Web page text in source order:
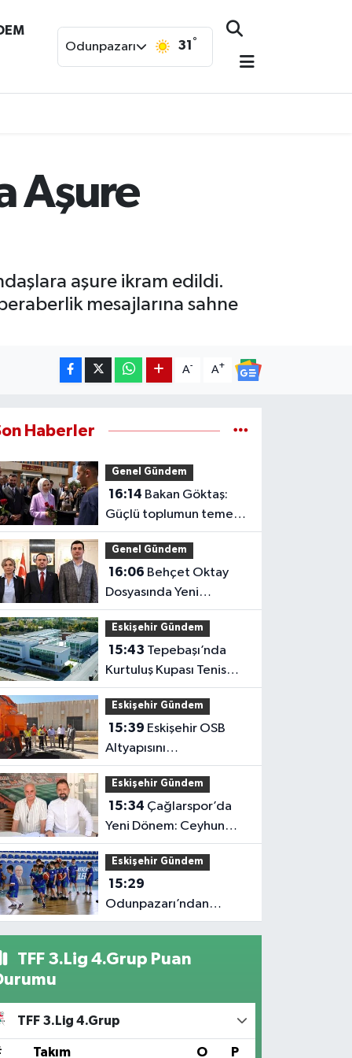
Odunpazarı 31 °
Aşure
aşure ikram edildi.
mesajlarına sahne
A- A+
Haberler
Genel Gündem
16:14
Güçlü toplumun temeli
güçlü ailedir
Genel Gündem
16:06
Dosyasında Yeni
Açıklama: Karanlık
Kalmayacak
Eskişehir Gündem
15:43
Kurtuluş Kupası Tenis
Heyecanı Başlıyor
Eskişehir Gündem
15:39
Altyapısını
Güçlendirmeye Devam
Ediyor
Eskişehir Gündem
15:34
Yeni Dönem: Ceyhun
Ceylan Göreve Başladı
Eskişehir Gündem
15:29
Odunpazarı’ndan
Çocuklara Basketbol
TFF 3.Lig 4.Grup Puan
TFF 3.Lig 4.Grup
Takım O P